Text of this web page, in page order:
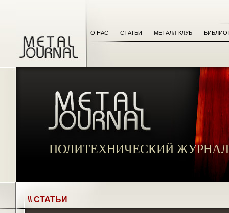
О НАС СТАТЬИ МЕТАЛЛ-КЛУБ
ПОЛИТЕХНИЧЕСКИЙ ЖУРНАЛ
\\ СТАТЬИ